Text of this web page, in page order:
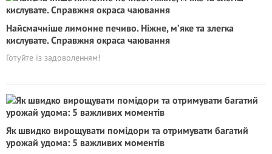
Найсмачніше лимонне печиво. Ніжне, м’яке та злегка
кислувате. Справжня окраса чаювання
Готуйте із задоволенням!
Як швидко вирощувати помідори та отримувати багатий
урожай удома: 5 важливих моментів